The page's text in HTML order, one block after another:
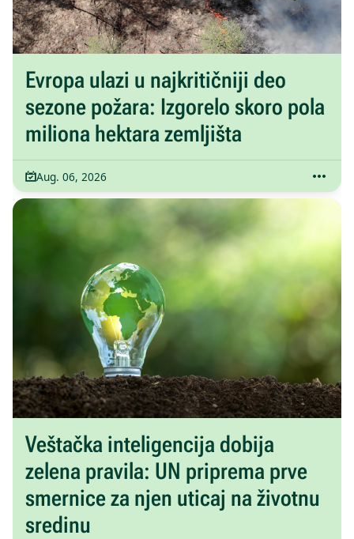
Evropa ulazi u najkritičniji deo
sezone požara: Izgorelo skoro pola
miliona hektara zemljišta
Aug. 06, 2026
Veštačka inteligencija dobija
zelena pravila: UN priprema prve
smernice za njen uticaj na životnu
sredinu